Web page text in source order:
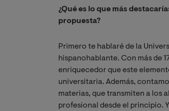
¿Qué es lo que más
propuesta?
Primero te hablaré de la
hispanohablante. Con más de
enriquecedor que este
universitaria. Además,
materias, que transmiten a los
profesional desde el principio.